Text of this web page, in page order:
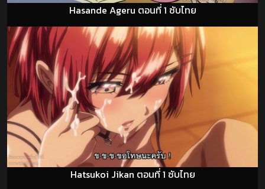
Hasande Ageru ตอนที่ 1 ซับไทย
Hatsukoi Jikan ตอนที่ 1 ซับไทย